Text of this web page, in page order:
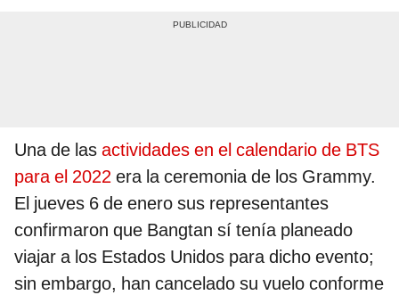
Una de las actividades en el calendario de BTS
para el 2022 era la ceremonia de los Grammy.
El jueves 6 de enero sus representantes
confirmaron que Bangtan sí tenía planeado
viajar a los Estados Unidos para dicho evento;
sin embargo, han cancelado su vuelo conforme